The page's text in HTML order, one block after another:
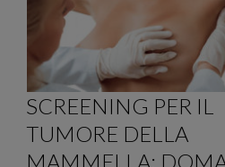
SCREENING PER IL
TUMORE DELLA
MAMMELLA: